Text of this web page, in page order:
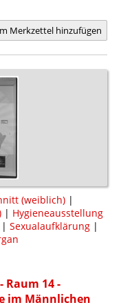
Merkzettel hinzufügen
(weiblich) |
| Hygieneausstellung
| Sexualaufklärung |
Raum 14 -
im Männlichen